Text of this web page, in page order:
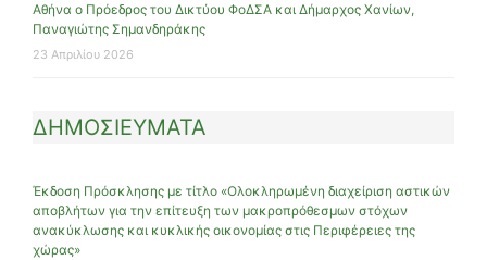
Αθήνα ο Πρόεδρος του Δικτύου ΦοΔΣΑ και Δήμαρχος Χανίων,
Παναγιώτης Σημανδηράκης
23 Απριλίου 2026
ΔΗΜΟΣΙΕΥΜΑΤΑ
Έκδοση Πρόσκλησης με τίτλο «Ολοκληρωμένη διαχείριση αστικών
αποβλήτων για την επίτευξη των μακροπρόθεσμων στόχων
ανακύκλωσης και κυκλικής οικονομίας στις Περιφέρειες της
χώρας»